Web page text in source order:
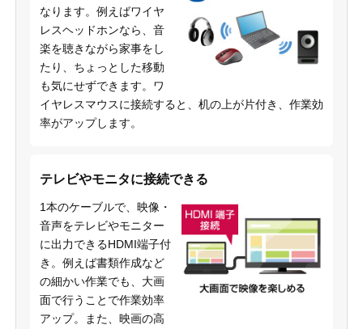
なります。例えばワイヤ
レスヘッドホンなら、音
楽を聴きながら家事をし
たり、ちょっとした移動
も気にせずできます。ワ
イヤレスマウスに接続すると、机の上が片付き、作業効
率がアップします。
テレビやモニタに接続できる
1本のケーブルで、映像・
音声をテレビやモニター
に出力できるHDMI端子付
き。例えば書類作成など
の細かい作業でも、大画
面で行うことで作業効率
アップ。また、映画の高